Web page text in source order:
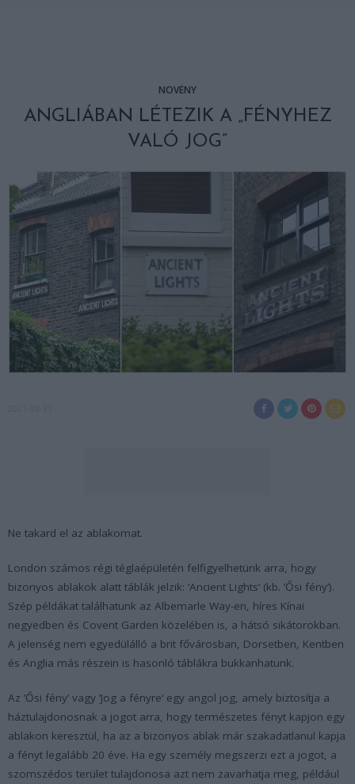
NÖVÉNY
ANGLIÁBAN LÉTEZIK A „FÉNYHEZ
VALÓ JOG”
Ne takard el az ablakomat.
London számos régi téglaépületén felfigyelhetünk arra, hogy
bizonyos ablakok alatt táblák jelzik: ‘Ancient Lights‘ (kb. ’Ősi fény’).
Szép példákat találhatunk az Albemarle Way-en, híres Kínai
negyedben és Covent Garden közelében is, a hátsó sikátorokban.
A jelenség nem egyedülálló a brit fővárosban, Dorsetben, Kentben
és Anglia más részein is hasonló táblákra bukkanhatunk.
Az ’Ősi fény’ vagy ’Jog a fényre‘ egy angol jog, amely biztosítja a
háztulajdonosnak a jogot arra, hogy természetes fényt kapjon egy
ablakon keresztül, ha az a bizonyos ablak már szakadatlanul kapja
a fényt legalább 20 éve. Ha egy személy megszerzi ezt a jogot, a
szomszédos terület tulajdonosa azt nem zavarhatja meg, például